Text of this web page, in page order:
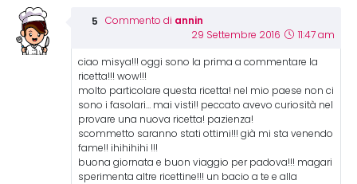
Commento di annin
29 Settembre 2016 11:47 am
ciao misya!!! oggi sono la prima a commentare la
ricetta!!! wow!!!
molto particolare questa ricetta! nel mio paese non ci
sono i fasolari… mai visti!! peccato avevo curiosità nel
provare una nuova ricetta! pazienza!
scommetto saranno stati ottimi!!! già mi sta venendo
fame!! ihihihihi !!!
buona giornata e buon viaggio per padova!!! magari
sperimenta altre ricettine!!! un bacio a te e alla